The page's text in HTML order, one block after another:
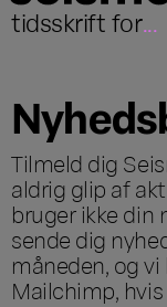
tidsskrift for...
Tilmeld dig
aldrig glip af
bruger ikke din
sende dig
måneden, og
Mailchimp,